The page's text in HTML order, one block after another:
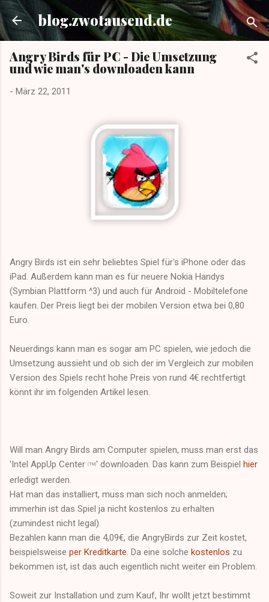
Direkt zum Hauptbereich
blog.zwotausend.de
Angry Birds für PC - Die Umsetzung
und wie man's downloaden kann
- März 22, 2011
Angry Birds ist ein sehr beliebtes Spiel für's iPhone oder das
iPad. Außerdem kann man es für neuere Nokia Handys
(Symbian Plattform ^3) und auch für Android - Mobiltelefone
kaufen. Der Preis liegt bei der mobilen Version etwa bei 0,80
Euro.
Neuerdings kann man es sogar am PC spielen, wie jedoch die
Umsetzung aussieht und ob sich der im Vergleich zur mobilen
Version des Spiels recht hohe Preis von rund 4€ rechtfertigt
könnt ihr im folgenden Artikel lesen.
Will man Angry Birds am Computer spielen, muss man erst das
'Intel AppUp Center (TM)' downloaden. Das kann zum Beispiel hier
erledigt werden.
Hat man das installiert, muss man sich noch anmelden;
immerhin ist das Spiel ja nicht kostenlos zu erhalten
(zumindest nicht legal).
Bezahlen kann man die 4,09€, die AngryBirds zur Zeit kostet,
beispielsweise per Kreditkarte. Da eine solche kostenlos zu
bekommen ist, ist das auch eigentlich nicht weiter ein Problem.
Soweit zur Installation und zum Kauf, Ihr wollt jetzt bestimmt